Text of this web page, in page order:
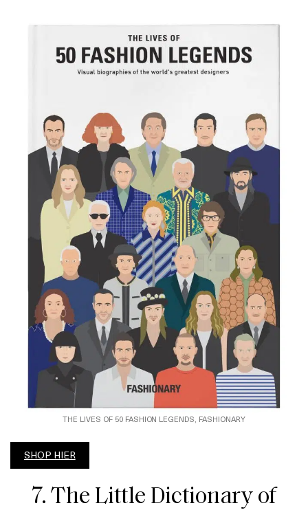
THE LIVES OF 50 FASHION LEGENDS, FASHIONARY
SHOP HIER
7. The Little Dictionary of